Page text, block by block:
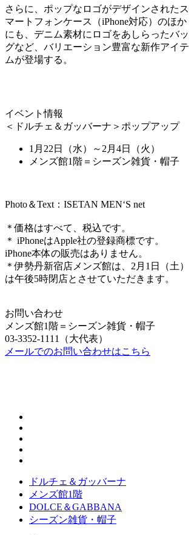
さらに、ポップなロゴがデザインされたス
マートフォンケース（iPhone対応）のほか
にも、デニム素材にロゴをあしらったバッ
グなど、バリエーション豊富な新作アイテ
ムが登場する。
イベント情報
＜ドルチェ＆ガッバーナ＞ポップアップ
1月22日（水）～2月4日（火）
メンズ館1階＝シーズン雑貨・帽子
Photo＆Text：ISETAN MEN‘S net
＊価格はすべて、税込です。
＊ iPhoneはApple社の登録商標です。
iPhone本体の販売はありません。
＊伊勢丹新宿店メンズ館は、2月1日（土）
は午後5時閉店とさせていただきます。
お問い合わせ
メンズ館1階＝シーズン雑貨・帽子
03-3352-1111（大代表）
メールでのお問い合わせはこちら
ドルチェ＆ガッバーナ
メンズ館1階
DOLCE＆GABBANA
シーズン雑貨・帽子